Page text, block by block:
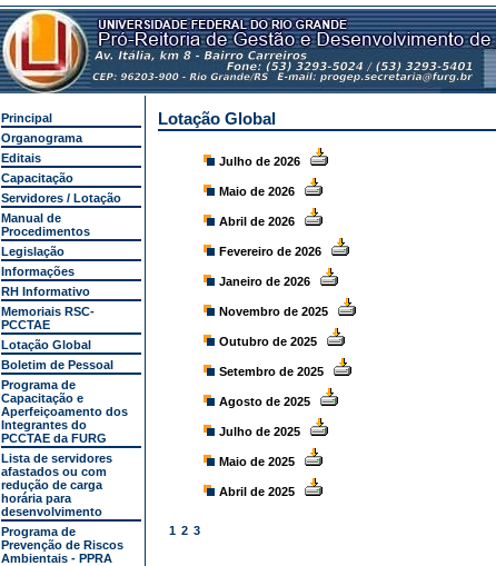
Principal
Organograma
Editais
Capacitação
Servidores / Lotação
Manual de
Procedimentos
Legislação
Informações
RH Informativo
Memoriais RSC-
PCCTAE
Lotação Global
Boletim de Pessoal
Programa de
Capacitação e
Aperfeiçoamento dos
Integrantes do
PCCTAE da FURG
Lista de servidores
afastados ou com
redução de carga
horária para
desenvolvimento
Programa de
Prevenção de Riscos
Ambientais - PPRA
Lotação Global
Julho de 2026
Maio de 2026
Abril de 2026
Fevereiro de 2026
Janeiro de 2026
Novembro de 2025
Outubro de 2025
Setembro de 2025
Agosto de 2025
Julho de 2025
Maio de 2025
Abril de 2025
1 2 3